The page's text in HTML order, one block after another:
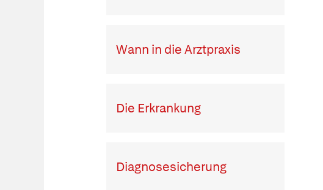
Wann in die Arztpraxis
Die Erkrankung
Diagnosesicherung